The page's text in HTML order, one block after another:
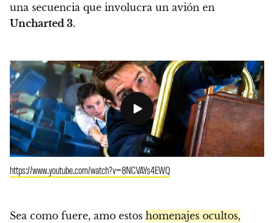
una secuencia que involucra un avión en
Uncharted 3.
https://www.youtube.com/watch?v=8NCVAYs4EWQ
Sea como fuere, amo estos homenajes ocultos,